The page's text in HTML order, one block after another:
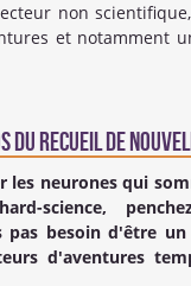
non
et notamment
du Recueil de
les neurones qui
science,
pas besoin d'être
d'aventures